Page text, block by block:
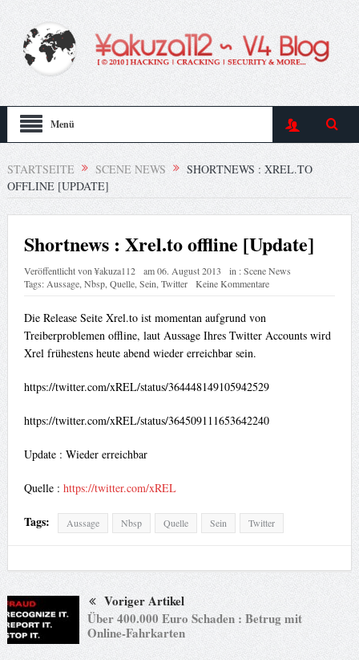
Menü
STARTSEITE SCENE NEWS
SHORTNEWS : XREL.TO
OFFLINE [UPDATE]
Shortnews : Xrel.to offline [Update]
Veröffentlicht von¥akuza112 am06. August 2013 in :Scene News
Tags: Aussage, Nbsp, Quelle, Sein Twitter Keine Kommentare
Die Release Seite Xrel.to ist momentan aufgrund von
Treiberproblemen offline, laut Aussage Ihres Twitter Accounts wird
Xrel frühestens heute abend wieder erreichbar sein.
https://twitter.com/xREL/status/364448149105942529
https://twitter.com/xREL/status/364509111653642240
Update : Wieder erreichbar
Quelle : https://twitter.com/xREL
Tags: Aussage Nbsp Quelle Sein Twitter
Voriger Artikel
Über 400.000 Euro Schaden : Betrug mit
Online-Fahrkarten